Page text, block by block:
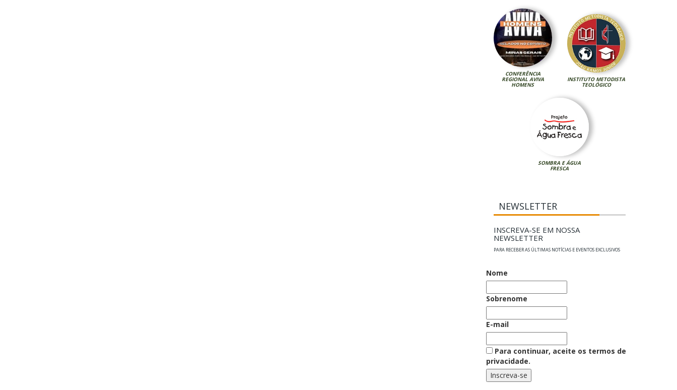
CONFERÊNCIA
REGIONAL AVIVA
HOMENS
INSTITUTO METODISTA
TEOLÓGICO
SOMBRA E ÁGUA
FRESCA
NEWSLETTER
INSCREVA-SE EM NOSSA
NEWSLETTER
PARA RECEBER AS ÚLTIMAS NOTÍCIAS E EVENTOS EXCLUSIVOS
Nome
Sobrenome
E-mail
Para continuar, aceite os termos de
privacidade.